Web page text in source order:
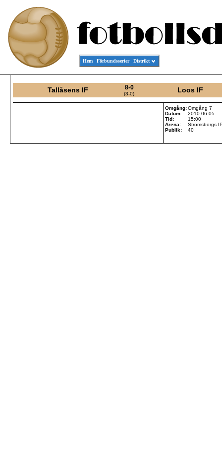
Hem Förbundsserier Distrikt
Tallåsens IF 8-0
(3-0) Loos IF
Omgång:Omgång 7
Datum:
2010-06-05
Tid:
15:00
Arena:
Strömsborgs
Publik:
40